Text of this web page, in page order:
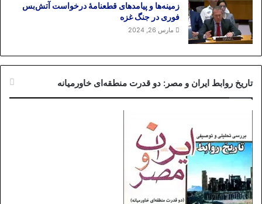
زمینه‌ها و پیامدهای قطعنامهٔ درخواست آتش‌بس
فوری در جنگ غزه
مارس 26, 2024
تاریخ روابط ایران و مصر: دو قدرت منطقه‌ای خاورمیانه